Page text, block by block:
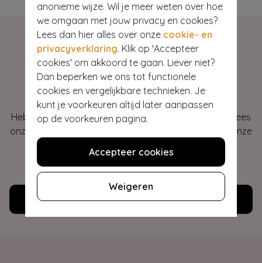
anonieme wijze. Wil je meer weten over hoe
we omgaan met jouw privacy en cookies?
Lees dan hier alles over onze cookie- en
privacyverklaring. Klik op 'Accepteer
cookies' om akkoord te gaan. Liever niet?
Dan beperken we ons tot functionele
cookies en vergelijkbare technieken. Je
kunt je voorkeuren altijd later aanpassen
op de voorkeuren pagina.
Accepteer cookies
Weigeren
Hey gorgeous
Heb je vragen of heb je hulp nodig bij je bestelling? Lees
onze veelgestelde vragen of neem contact op met onze
WE ZIJN NU OPEN
Klantenservice